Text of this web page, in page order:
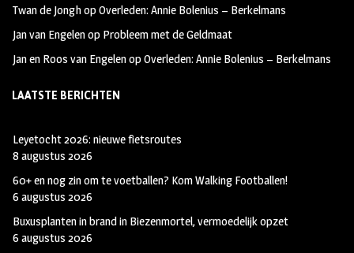
Twan de JonghopOverleden: Annie Bolenius – Berkelmans
Jan van Engelenop Probleem met de Geldmaat
Jan en Roos van EngelenopOverleden: Annie Bolenius – Berkelmans
LAATSTE BERICHTEN
Leyetocht 2026: nieuwe fietsroutes
8 augustus 2026
60+ en nog zin om te voetballen? Kom Walking Footballen!
6 augustus 2026
Buxusplanten in brand in Biezenmortel, vermoedelijk opzet
6 augustus 2026